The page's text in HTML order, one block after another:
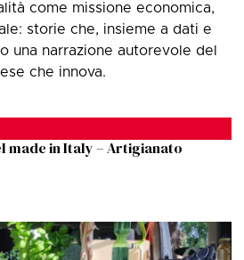
come missione economica,
storie che, insieme a dati e
una narrazione autorevole del
che innova.
in Italy – Artigianato